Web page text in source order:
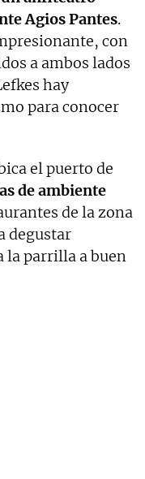
Agios Pantes.
con
a ambos lados
hay
para conocer
el puerto de
de ambiente
de la zona
degustar
la parrilla a buen